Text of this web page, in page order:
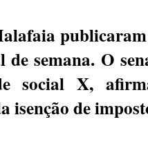
semana. O
social X,
isenção de